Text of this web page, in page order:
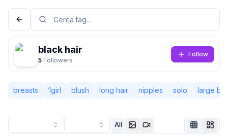
black hair
5 Followers
Follow
breasts 1girl blush long hair nipples solo large
All